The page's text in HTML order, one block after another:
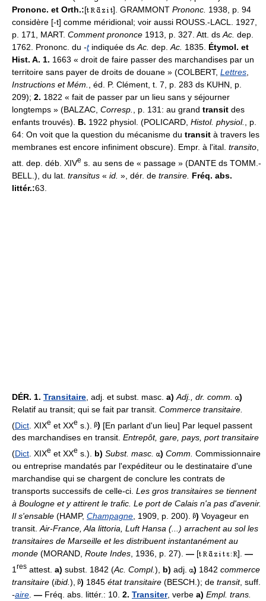
Prononc. et Orth.:[ ]. GRAMMONT Prononc. 1938, p. 94
considère [-t] comme méridional; voir aussi ROUSS.-LACL. 1927,
p. 171, MART. Comment prononce 1913, p. 327. Att. ds Ac. dep.
1762. Prononc. du -tindiquée ds Ac. dep. Ac. 1835. Étymol. et
Hist. A. 1. 1663 « droit de faire passer des marchandises par un
territoire sans payer de droits de douane » (COLBERT, Lettres
Instructions et Mém.
, éd. P. Clément, t. 7, p. 283 ds KUHN, p.
209); 2. 1822 « fait de passer par un lieu sans y séjourner
longtemps » (BALZAC, Corresp. , p. 131: au grand transit des
enfants trouvés). B. 1922 physiol. (POLICARD, Histol. physiol.
, p.
64: On voit que la question du mécanisme du transit à travers les
membranes est encore infiniment obscure). Empr. à l'ital. transito
att. dep. déb. XIVe s. au sens de « passage » (DANTE ds TOMM.-
BELL.), du lat. transitus « id. », dér. de transire. Fréq. abs.
littér.:63.
DÉR. 1. Transitaire , adj. et subst. masc. a) Adj., dr. comm.
)
Relatif au transit; qui se fait par transit. Commerce transitaire.
(Dict . XIXe et XXe s.). ) [En parlant d'un lieu] Par lequel passent
des marchandises en transit. Entrepôt, gare, pays, port transitaire
(Dict . XIXe et XXe s.). b) Subst. masc. ) Comm. Commissionnaire
ou entreprise mandatés par l'expéditeur ou le destinataire d'une
marchandise qui se chargent de conclure les contrats de
transports successifs de celle-ci. Les gros transitaires se tiennent
à Boulogne et y attirent le trafic. Le port de Calais n'a pas d'avenir.
Il s'ensable (HAMP, Champagne , 1909, p. 200). ) Voyageur en
transit. Air-France, Ala littoria, Luft Hansa (...) arrachent au sol les
transitaires de Marseille et les distribuent instantanément au
monde (MORAND, Route Indes , 1936, p. 27). — [ ]. —
1 res attest. a) subst. 1842 (Ac. Compl.), b) adj. ) 1842 commerce
transitaire (ibid. ), ) 1845 état transitaire (BESCH.); de transit, suff.
-aire — Fréq. abs. littér.: 10. 2. Transiter, verbe a) Empl. trans.